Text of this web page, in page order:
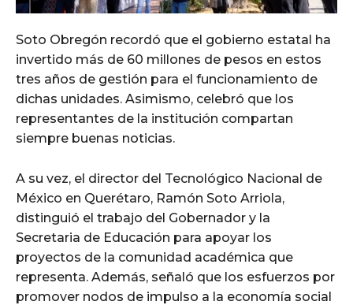
Soto Obregón recordó que el gobierno estatal ha
invertido más de 60 millones de pesos en estos
tres años de gestión para el funcionamiento de
dichas unidades. Asimismo, celebró que los
representantes de la institución compartan
siempre buenas noticias.
A su vez, el director del Tecnológico Nacional de
México en Querétaro, Ramón Soto Arriola,
distinguió el trabajo del Gobernador y la
Secretaria de Educación para apoyar los
proyectos de la comunidad académica que
representa. Además, señaló que los esfuerzos por
promover nodos de impulso a la economía social